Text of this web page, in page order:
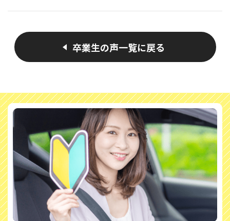
卒業生の声一覧に戻る